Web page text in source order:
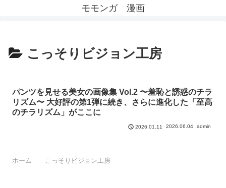
モモンガ 漫画
こっそりビジョン工房
パンツを見せる美女の画像集 Vol.2 〜羞恥と誘惑のチラ
リズム〜 大好評の第1弾に続き、さらに進化した「至高
のチラリズム」がここに
2026.01.11 2026.06.04 admin
ホーム こっそりビジョン工房